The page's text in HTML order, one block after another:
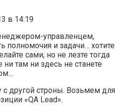
в 14:19
управленцем,
полномочия и задачи… хотите
сами, но не лезте тогда
там ни здесь не станете
другой строны. Возьмем для
«QA Lead».